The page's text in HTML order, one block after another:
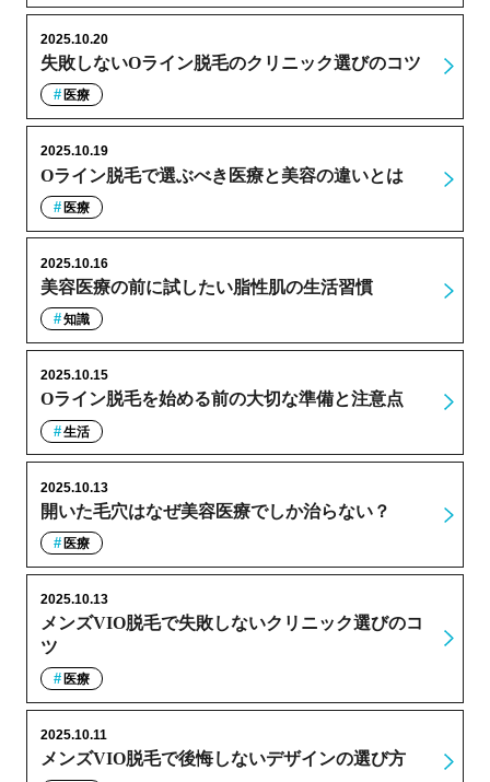
失敗しないOライン脱毛のクリニック選びのコツ
2025.10.20
医療
Oライン脱毛で選ぶべき医療と美容の違いとは
2025.10.19
医療
美容医療の前に試したい脂性肌の生活習慣
2025.10.16
知識
Oライン脱毛を始める前の大切な準備と注意点
2025.10.15
生活
開いた毛穴はなぜ美容医療でしか治らない？
2025.10.13
医療
メンズVIO脱毛で失敗しないクリニック選びのコ
ツ
2025.10.13
医療
メンズVIO脱毛で後悔しないデザインの選び方
2025.10.11